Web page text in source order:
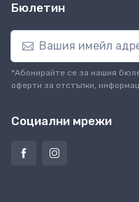
Бюлетин
*Абонирайте се за нашия
оферти за отстъпки,
Социални мрежи